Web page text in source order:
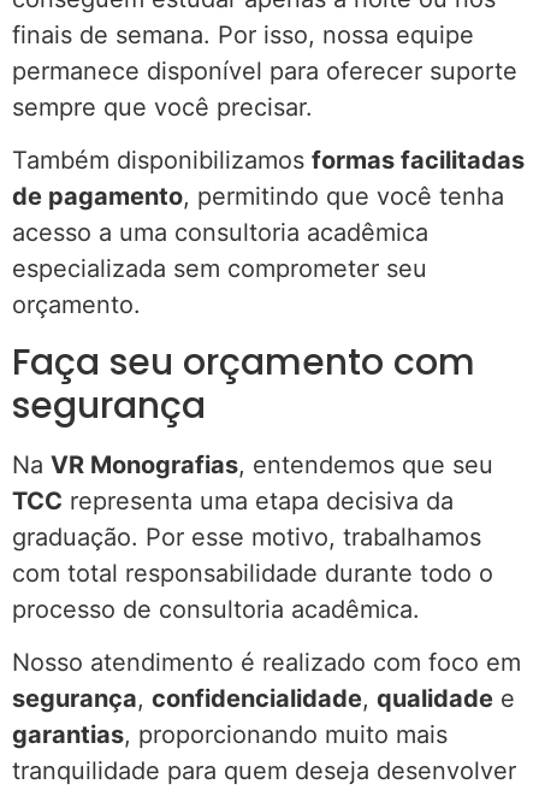
finais de semana. Por isso, nossa equipe
permanece disponível para oferecer suporte
sempre que você precisar.
Também disponibilizamos formas facilitadas
de pagamento, permitindo que você tenha
acesso a uma consultoria acadêmica
especializada sem comprometer seu
orçamento.
Faça seu orçamento com
segurança
Na VR Monografias, entendemos que seu
TCC representa uma etapa decisiva da
graduação. Por esse motivo, trabalhamos
com total responsabilidade durante todo o
processo de consultoria acadêmica.
Nosso atendimento é realizado com foco em
segurança, confidencialidade, qualidade e
garantias, proporcionando muito mais
tranquilidade para quem deseja desenvolver